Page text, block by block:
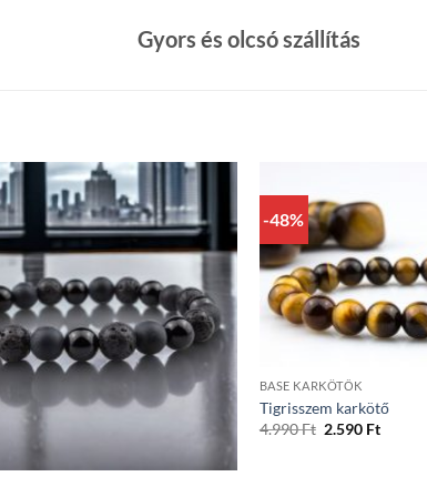
Gyors és olcsó szállítás
-48%
BASE KARKÖTŐK
Tigrisszem karkötő
4.990Ft Original
2.590 FtCurrent